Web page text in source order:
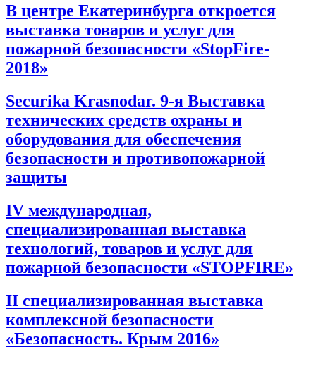
В центре Екатеринбурга откроется
выставка товаров и услуг для
пожарной безопасности «StopFire-
2018»
Securika Krasnodar. 9-я Выставка
технических средств охраны и
оборудования для обеспечения
безопасности и противопожарной
защиты
IV международная,
специализированная выставка
технологий, товаров и услуг для
пожарной безопасности «STOPFIRE»
II специализированная выставка
комплексной безопасности
«Безопасность. Крым 2016»